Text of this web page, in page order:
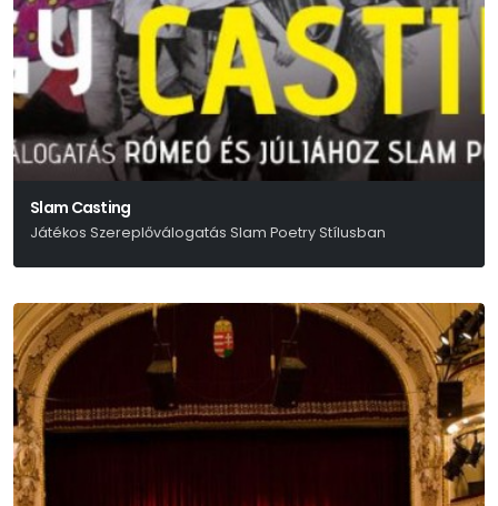
Slam Casting
Játékos Szereplőválogatás Slam Poetry Stílusban